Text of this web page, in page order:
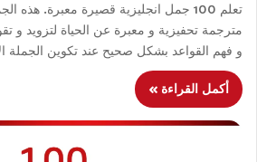
تعلم 100 جمل انجليزية قصيرة معبرة. هذه
مترجمة تحفيزية و معبرة عن الحياة لتزويد و
و فهم القواعد بشكل صحيح عند تكوين الجملة
أكمل القراءة »